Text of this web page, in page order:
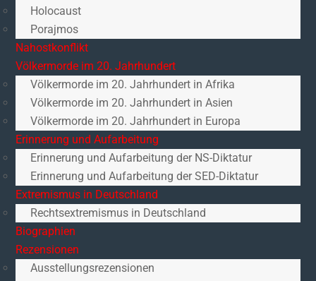
Holocaust
Porajmos
Nahostkonflikt
Völkermorde im 20. Jahrhundert
Völkermorde im 20. Jahrhundert in Afrika
Völkermorde im 20. Jahrhundert in Asien
Völkermorde im 20. Jahrhundert in Europa
Erinnerung und Aufarbeitung
Erinnerung und Aufarbeitung der NS-Diktatur
Erinnerung und Aufarbeitung der SED-Diktatur
Extremismus in Deutschland
Rechtsextremismus in Deutschland
Biographien
Rezensionen
Ausstellungsrezensionen